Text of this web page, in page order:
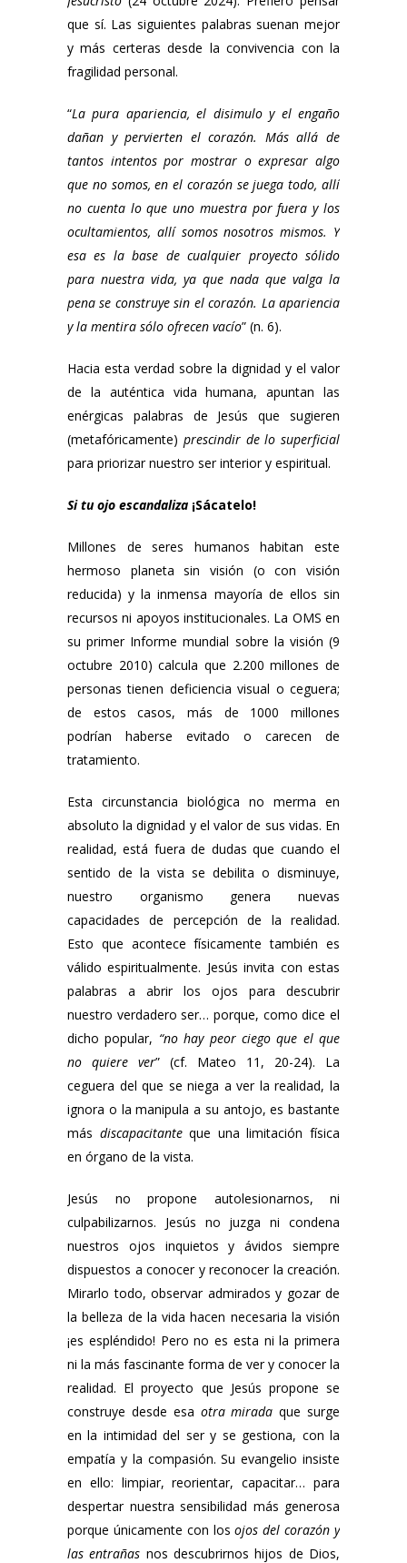
que sí. Las siguientes palabras suenan mejor
y más certeras desde la convivencia con la
fragilidad personal.
“La pura apariencia, el disimulo y el engaño
dañan y pervierten el corazón. Más allá de
tantos intentos por mostrar o expresar algo
que no somos, en el corazón se juega todo, allí
no cuenta lo que uno muestra por fuera y los
ocultamientos, allí somos nosotros mismos. Y
esa es la base de cualquier proyecto sólido
para nuestra vida, ya que nada que valga la
pena se construye sin el corazón. La apariencia
y la mentira sólo ofrecen vacío” (n. 6).
Hacia esta verdad sobre la dignidad y el valor
de la auténtica vida humana, apuntan las
enérgicas palabras de Jesús que sugieren
(metafóricamente) prescindir de lo superficial
para priorizar nuestro ser interior y espiritual.
Si tu ojo escandaliza ¡Sácatelo!
Millones de seres humanos habitan este
hermoso planeta sin visión (o con visión
reducida) y la inmensa mayoría de ellos sin
recursos ni apoyos institucionales. La OMS en
su primer Informe mundial sobre la visión (9
octubre 2010) calcula que 2.200 millones de
personas tienen deficiencia visual o ceguera;
de estos casos, más de 1000 millones
podrían haberse evitado o carecen de
tratamiento.
Esta circunstancia biológica no merma en
absoluto la dignidad y el valor de sus vidas. En
realidad, está fuera de dudas que cuando el
sentido de la vista se debilita o disminuye,
nuestro organismo genera nuevas
capacidades de percepción de la realidad.
Esto que acontece físicamente también es
válido espiritualmente. Jesús invita con estas
palabras a abrir los ojos para descubrir
nuestro verdadero ser… porque, como dice el
dicho popular, “no hay peor ciego que el que
no quiere ver” (cf. Mateo 11, 20-24). La
ceguera del que se niega a ver la realidad, la
ignora o la manipula a su antojo, es bastante
más discapacitanteque una limitación física
en órgano de la vista.
Jesús no propone autolesionarnos, ni
culpabilizarnos. Jesús no juzga ni condena
nuestros ojos inquietos y ávidos siempre
dispuestos a conocer y reconocer la creación.
Mirarlo todo, observar admirados y gozar de
la belleza de la vida hacen necesaria la visión
¡es espléndido! Pero no es esta ni la primera
ni la más fascinante forma de ver y conocer la
realidad. El proyecto que Jesús propone se
construye desde esa otra miradaque surge
en la intimidad del ser y se gestiona, con la
empatía y la compasión. Su evangelio insiste
en ello: limpiar, reorientar, capacitar… para
despertar nuestra sensibilidad más generosa
porque únicamente con losojos del corazón y
las entrañas nos descubrirnos hijos de Dios,